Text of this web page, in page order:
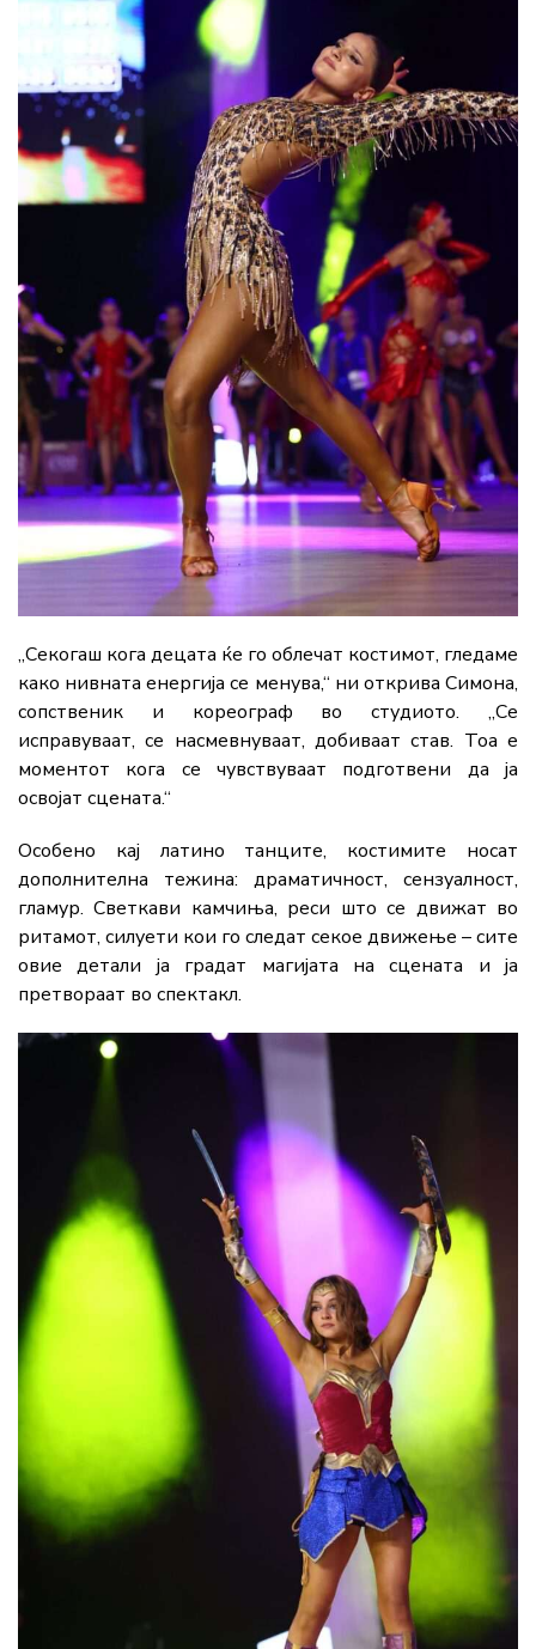
„Секогаш кога децата ќе го облечат костимот, гледаме
како нивната енергија се менува,“ ни открива Симона,
сопственик и кореограф во студиото. „Се
исправуваат, се насмевнуваат, добиваат став. Тоа е
моментот кога се чувствуваат подготвени да ја
освојат сцената.“
Особено кај латино танците, костимите носат
дополнителна тежина: драматичност, сензуалност,
гламур. Светкави камчиња, реси што се движат во
ритамот, силуети кои го следат секое движење – сите
овие детали ја градат магијата на сцената и ја
претвораат во спектакл.